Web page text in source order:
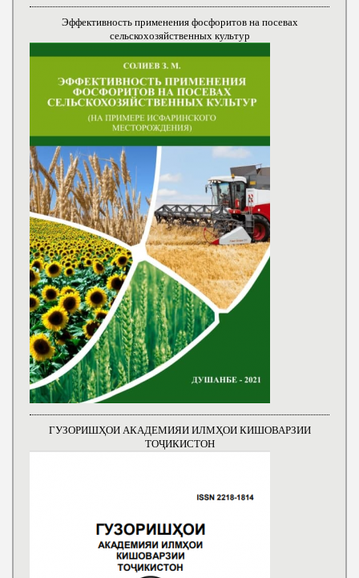
Эффективность применения фосфоритов на посевах
сельскохозяйственных культур
ГУЗОРИШҲОИ АКАДЕМИЯИ ИЛМҲОИ КИШОВАРЗИИ
ТОҶИКИСТОН